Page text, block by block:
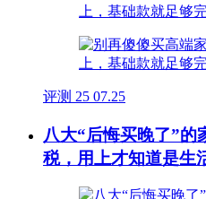
评测 25 07.25
八大“后悔买晚了”的
税，用上才知道是生